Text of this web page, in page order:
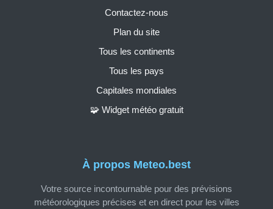
À propos Meteo.best
Votre source incontournable pour des prévisions
météorologiques précises et en direct pour les villes
Contactez-nous
Plan du site
Tous les continents
Tous les pays
Capitales mondiales
🧩 Widget météo gratuit